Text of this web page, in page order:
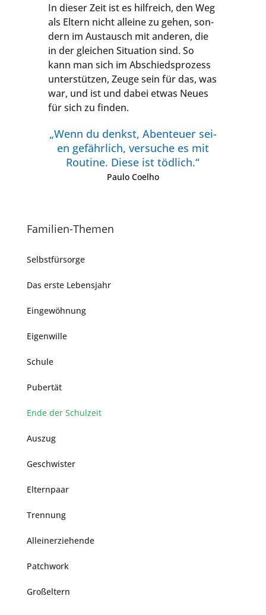
In die­ser Zeit ist es hilf­reich, den Weg
als Eltern nicht allei­ne zu gehen, son­
dern im Aus­tausch mit ande­ren, die
in der glei­chen Situa­ti­on sind. So
kann man sich im Abschieds­pro­zess
unter­stüt­zen, Zeu­ge sein für das, was
war, und ist und dabei etwas Neu­es
für sich zu finden.
„Wenn du denkst, Aben­teu­er sei­
en gefähr­lich, ver­su­che es mit
Rou­ti­ne. Die­se ist töd­lich.“
Pau­lo Coelho
Fami­li­en-The­men
Selbst­für­sor­ge
Das ers­te Lebensjahr
Ein­ge­wöh­nung
Eigen­wil­le
Schu­le
Puber­tät
Ende der Schulzeit
Aus­zug
Geschwis­ter
Eltern­paar
Tren­nung
Allein­er­zie­hen­de
Patch­work
Groß­el­tern